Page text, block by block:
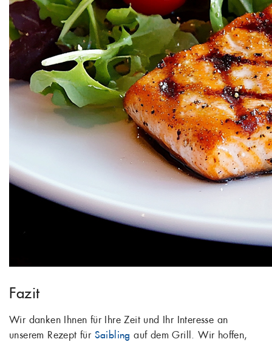
Fazit
Wir danken Ihnen für Ihre Zeit und Ihr Interesse an
unserem Rezept für Saibling auf dem Grill. Wir hoffen,